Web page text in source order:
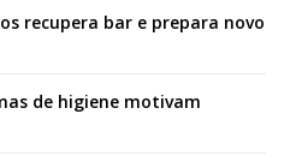
recupera bar e prepara novo
de higiene motivam